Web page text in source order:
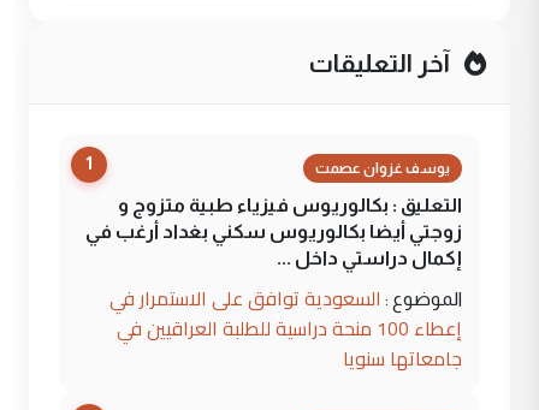
آخر التعليقات
1 يوسف غزوان عصمت
التعليق : بكالوريوس فيزياء طبية متزوج و
زوجتي أيضا بكالوريوس سكني بغداد أرغب في
إكمال دراستي داخل ...
الموضوع : السعودية توافق على الاستمرار في
إعطاء 100 منحة دراسية للطلبة العراقيين في
جامعاتها سنويا